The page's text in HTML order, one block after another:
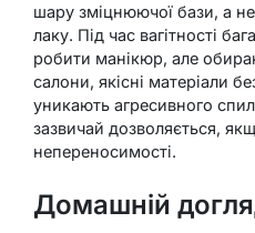
шару зміцнюючої бази, а не
лаку. Під час вагітності
робити манікюр, але
салони, якісні матеріали
уникають агресивного
зазвичай дозволяється,
непереносимості.
Домашній